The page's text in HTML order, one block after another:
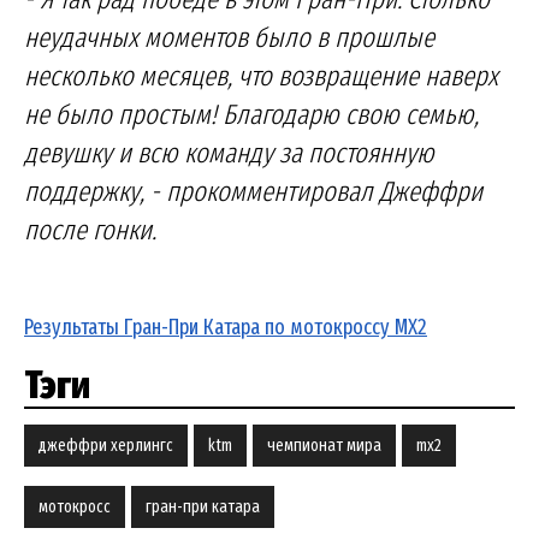
неудачных моментов было в прошлые
несколько месяцев, что возвращение наверх
не было простым! Благодарю свою семью,
девушку и всю команду за постоянную
поддержку, - прокомментировал Джеффри
после гонки.
Результаты Гран-При Катара по мотокроссу MX2
Тэги
джеффри херлингс ktm чемпионат мира mx2
мотокросс гран-при катара